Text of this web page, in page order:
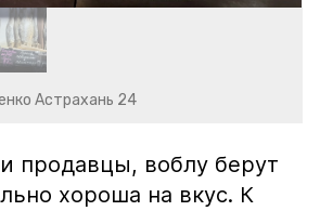
Астрахань 24
продавцы, воблу берут
хороша на вкус. К